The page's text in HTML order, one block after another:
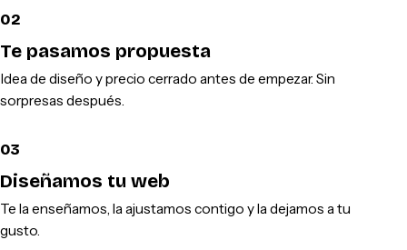
02
Te pasamos propuesta
Idea de diseño y precio cerrado antes de empezar. Sin
sorpresas después.
03
Diseñamos tu web
Te la enseñamos, la ajustamos contigo y la dejamos a tu
gusto.